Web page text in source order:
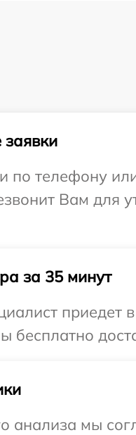
по телефону
Вам для
за 35 минут
приедет
бесплатно
анализа мы